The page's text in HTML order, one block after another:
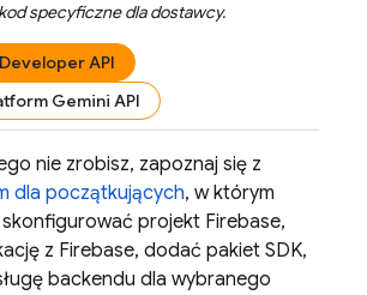
specyficzne dla dostawcy.
API
Gemini API
nie zrobisz, zapoznaj się z
dla początkujących, w którym
skonfigurować projekt Firebase,
z Firebase, dodać pakiet SDK,
backendu dla wybranego